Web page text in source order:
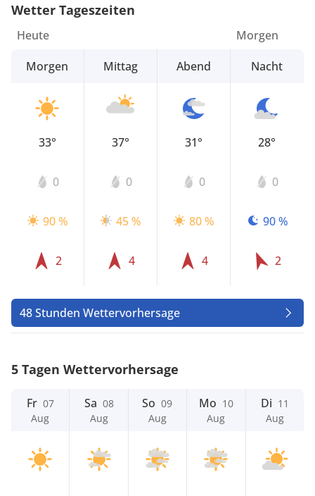
Wetter Tageszeiten
Heute
Morgen
33°
0
90 %
2
Mittag
37°
0
45 %
4
Abend
31°
0
80 %
4
Morgen
Nacht
28°
0
90 %
2
48 Stunden Wettervorhersage
5 Tagen Wettervorhersage
Fr 07
Aug
Sa 08
Aug
So 09
Aug
Mo 10
Aug
Di 11
Aug